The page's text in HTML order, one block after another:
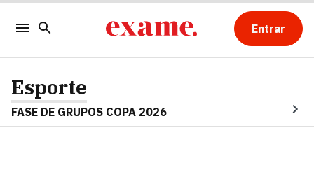
Entrar
Esporte
FASE DE GRUPOS COPA 2026